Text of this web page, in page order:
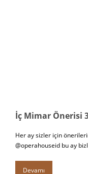
İç Mimar Önerisi
Her ay sizler için
@operahouseid bu ay
Devamı